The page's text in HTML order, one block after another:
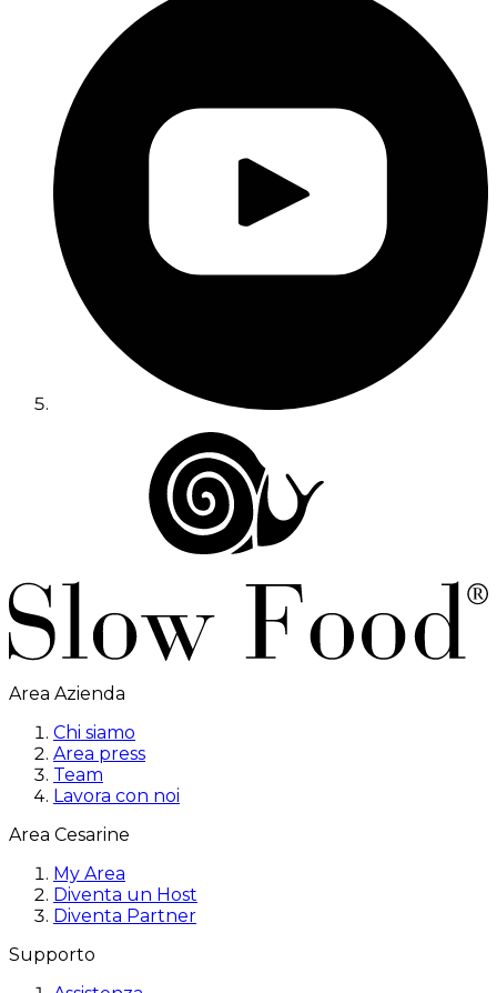
Area Azienda
Chi siamo
Area press
Team
Lavora con noi
Area Cesarine
My Area
Diventa un Host
Diventa Partner
Supporto